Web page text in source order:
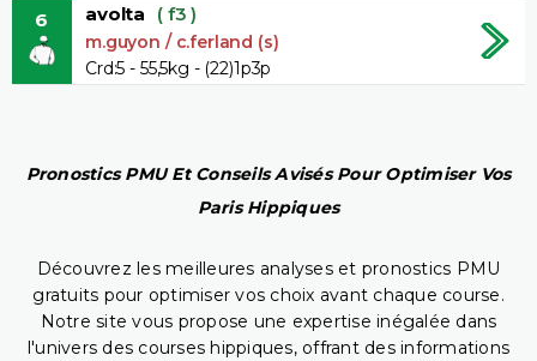
6 avolta ( f3 )
m.guyon / c.ferland (s)
Crd:5 - 55,5kg - (22)1p3p
Pronostics PMU Et Conseils Avisés Pour Optimiser Vos
Paris Hippiques
Découvrez les meilleures analyses et pronostics PMU
gratuits pour optimiser vos choix avant chaque course.
Notre site vous propose une expertise inégalée dans
l'univers des courses hippiques, offrant des informations